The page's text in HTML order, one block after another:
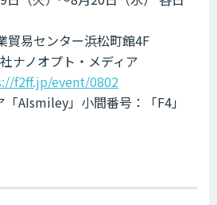
貿易センター浜松町館4F
ナノオプト・メディア
f2ff.jp/event/0802
「AIsmiley」小間番号：「F4」